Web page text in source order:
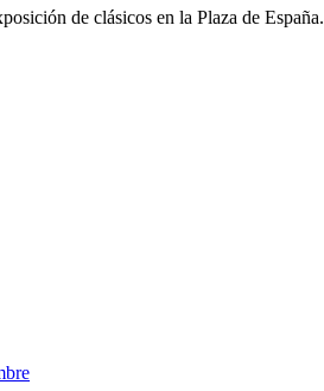
de clásicos en la Plaza de España.